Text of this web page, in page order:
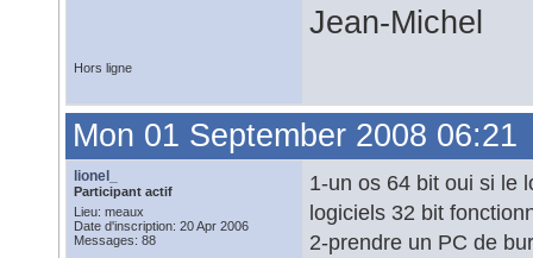
Jean-Michel
Hors ligne
Mon 01 September 2008 06:21
lionel_
Participant actif
Lieu: meaux
Date d'inscription: 20 Apr 2006
Messages: 88
1-un os 64 bit oui si le
logiciels 32 bit
2-prendre un PC de